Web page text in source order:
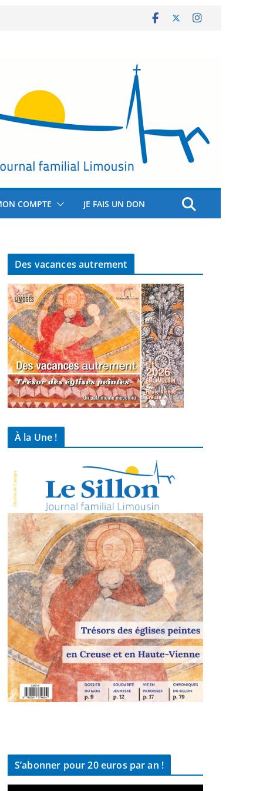
COMPTE JE FAIS UN DON
Des vacances autrement
À la Une !
S’abonner pour 20 euros par an !